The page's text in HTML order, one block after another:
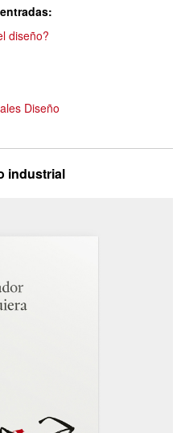
diseño?
Diseño
industrial